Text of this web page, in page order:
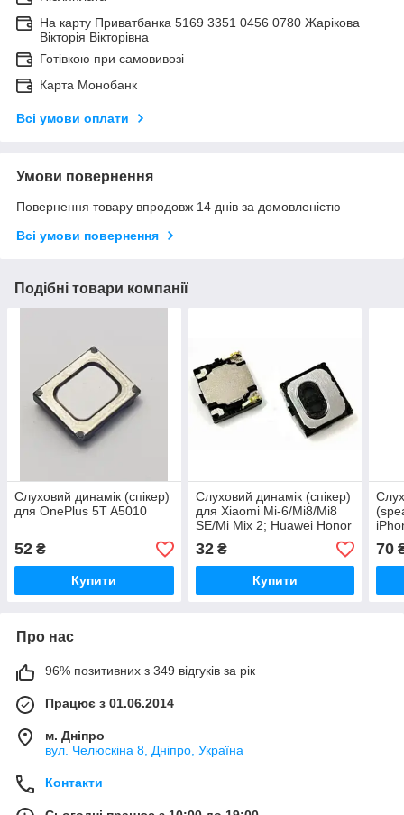
На карту Приватбанка 5169 3351 0456 0780 Жарікова
Вікторія Вікторівна
Готівкою при самовивозі
Карта Монобанк
Всі умови оплати
Умови повернення
Повернення товару впродовж 14 днів за домовленістю
Всі умови повернення
Подібні товари компанії
Слуховий динамік (спікер)
для OnePlus 5T A5010
52 ₴
Купити
Слуховий динамік (спікер)
для Xiaomi Mi-6/Mi8/Mi8
SE/Mi Mix 2; Huawei Honor
9/P10/P10 Plus/P8 Lite
(2017)/P
32₴
Купити
70
Про нас
96% позитивних з 349 відгуків за рік
Працює з 01.06.2014
м. Дніпро
вул. Челюскіна 8, Дніпро, Україна
Контакти